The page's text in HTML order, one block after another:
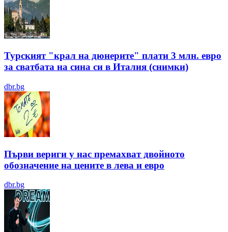
Турският "крал на дюнерите" плати 3 млн. евро
за сватбата на сина си в Италия (снимки)
dbr.bg
Първи вериги у нас премахват двойното
обозначение на цените в лева и евро
dbr.bg